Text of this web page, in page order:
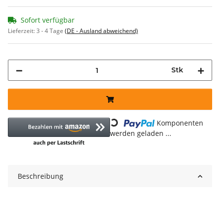
Sofort verfügbar
Lieferzeit:3 - 4 Tage (DE - Ausland abweichend)
Stk
Loading...
Komponenten
werden geladen ...
Beschreibung